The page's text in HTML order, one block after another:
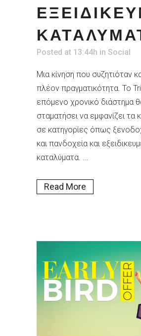
Posted at 13:44h in Social
Μια κίνηση που συζητιόταν
πλέον πραγματικότητα. Το
επόμενο χρονικό διάστημα
σταματήσει να εμφανίζει τα
σε κατηγορίες όπως
και πανδοχεία και
καταλύματα. ...
Read More